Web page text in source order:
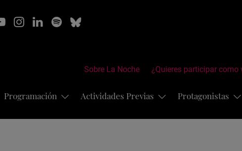
Sobre La Noche ¿Quieres participar como
Programación Actividades Previas Protagonistas